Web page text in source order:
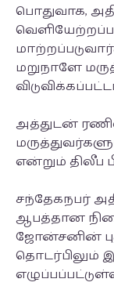
பொதுவாக,
மறுநாளே
அத்துடன்
என்றும் திலீப
சந்தேகநபர்
ஆபத்தான
ஜோன்சனின்
தொடர்பிலும்